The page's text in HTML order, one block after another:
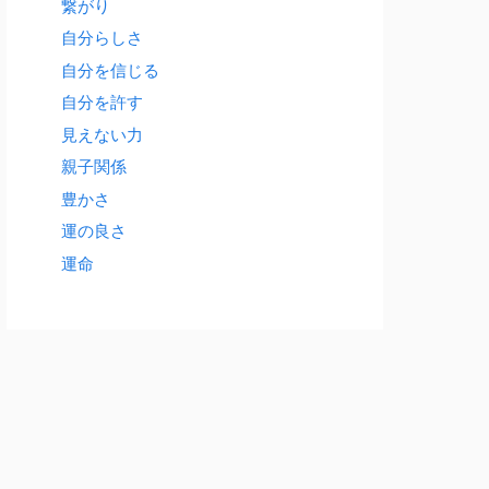
繋がり
自分らしさ
自分を信じる
自分を許す
見えない力
親子関係
豊かさ
運の良さ
運命